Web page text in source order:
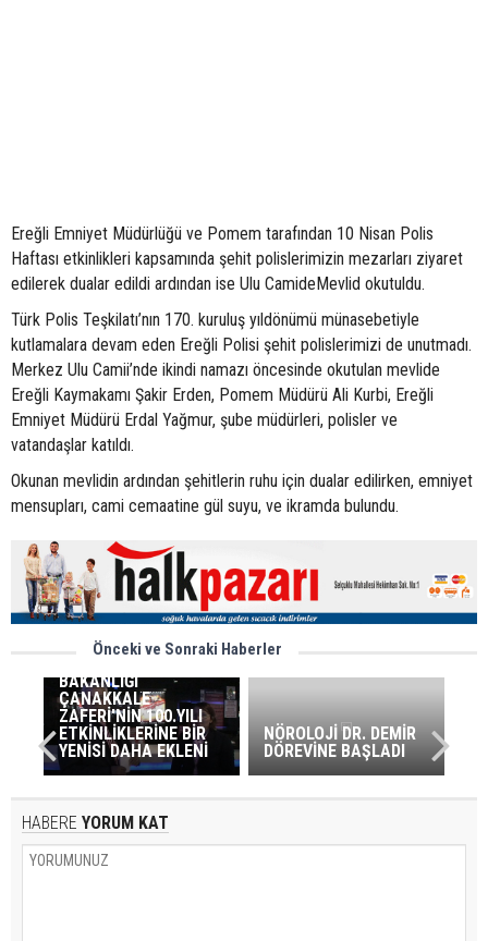
Ereğli Emniyet Müdürlüğü ve Pomem tarafından 10 Nisan Polis
Haftası etkinlikleri kapsamında şehit polislerimizin mezarları ziyaret
edilerek dualar edildi ardından ise Ulu CamideMevlid okutuldu.
Türk Polis Teşkilatı’nın 170. kuruluş yıldönümü münasebetiyle
kutlamalara devam eden Ereğli Polisi şehit polislerimizi de unutmadı.
Merkez Ulu Camii’nde ikindi namazı öncesinde okutulan mevlide
Ereğli Kaymakamı Şakir Erden, Pomem Müdürü Ali Kurbi, Ereğli
Emniyet Müdürü Erdal Yağmur, şube müdürleri, polisler ve
vatandaşlar katıldı.
Okunan mevlidin ardından şehitlerin ruhu için dualar edilirken, emniyet
mensupları, cami cemaatine gül suyu, ve ikramda bulundu.
Önceki ve Sonraki Haberler
BAKANLIĞI
ÇANAKKALE
ZAFERİ'NİN 100.YILI
ETKİNLİKLERİNE BİR
YENİSİ DAHA EKLENİ
NÖROLOJİ DR. DEMİR
DÖREVİNE BAŞLADI
HABERE YORUM KAT